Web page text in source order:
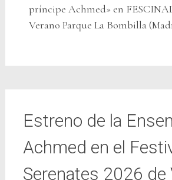
príncipe Achmed» en
Verano Parque La Bombilla
Estreno de la
Achmed en el
Serenates 2026 de